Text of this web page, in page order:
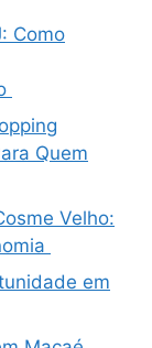
Como
Quem
Velho:
em